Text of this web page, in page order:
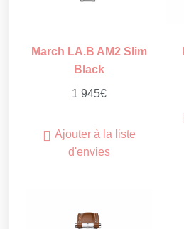
March LA.B AM2 Slim
Black
1 945€
Ajouter à la liste
d'envies